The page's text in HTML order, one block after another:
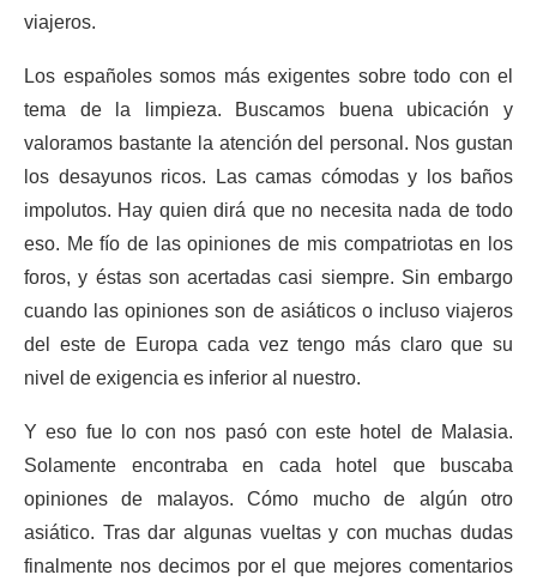
viajeros.
Los españoles somos más exigentes sobre todo con el
tema de la limpieza. Buscamos buena ubicación y
valoramos bastante la atención del personal. Nos gustan
los desayunos ricos. Las camas cómodas y los baños
impolutos. Hay quien dirá que no necesita nada de todo
eso. Me fío de las opiniones de mis compatriotas en los
foros, y éstas son acertadas casi siempre. Sin embargo
cuando las opiniones son de asiáticos o incluso viajeros
del este de Europa cada vez tengo más claro que su
nivel de exigencia es inferior al nuestro.
Y eso fue lo con nos pasó con este hotel de Malasia.
Solamente encontraba en cada hotel que buscaba
opiniones de malayos. Cómo mucho de algún otro
asiático. Tras dar algunas vueltas y con muchas dudas
finalmente nos decimos por el que mejores comentarios